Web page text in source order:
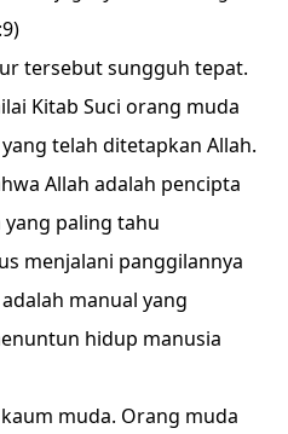
tersebut sungguh tepat.
Kitab Suci orang muda
telah ditetapkan Allah.
Allah adalah pencipta
paling tahu
menjalani panggilannya
manual yang
hidup manusia
muda. Orang muda